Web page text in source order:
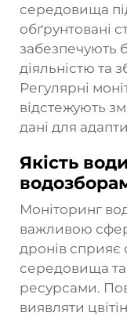
середовища
обґрунтовані
забезпечують
діяльністю та
Регулярні
відстежують
дані для
Якість
Моніторинг
важливою
дронів сприяє
середовища
ресурсами.
виявляти